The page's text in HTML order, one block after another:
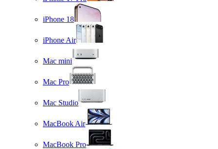
iPhone 18
iPhone Air
Mac mini
Mac Pro
Mac Studio
MacBook Air
MacBook Pro